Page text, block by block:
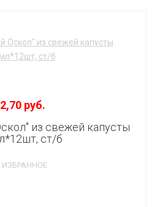
руб.
из свежей капусты
ст/б
ИЗБРАННОЕ